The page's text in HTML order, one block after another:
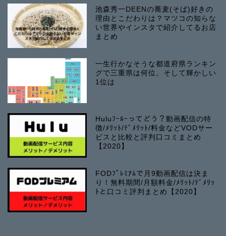
池森秀一DEENの蕎麦(そば)好きの
理由とこだわりは？マツコの知らな
い世界やインスタで紹介してるお店
まとめ
一生行かなそうな都道府県ランキン
グで三重県は何位。そして輝かしい
1位は
Huluﾌｰﾙｰってどう？動画配信の特
徴/ﾒﾘｯﾄ/ﾃﾞﾒﾘｯﾄ/料金などVODサー
ビスと比較と評判口コミまとめ
【2020】
FODﾌﾟﾚﾐｱﾑで月9動画配信は決ま
り！無料期間/月額料金/ﾒﾘｯﾄ/ﾃﾞﾒﾘｯ
ﾄと口コミ評判まとめ【2020】